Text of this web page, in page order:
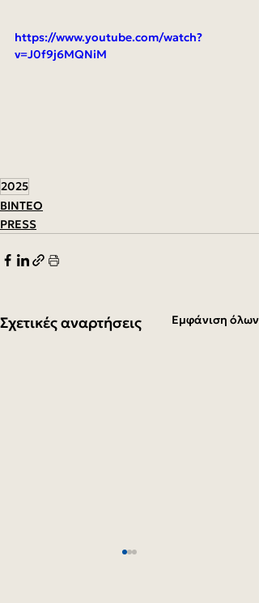
https://www.youtube.com/watch?
v=J0f9j6MQNiM
2025
ΒΙΝΤΕΟ
PRESS
Σχετικές αναρτήσεις Εμφάνιση όλων